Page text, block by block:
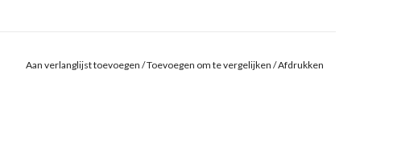
Aan verlanglijst toevoegen /Toevoegen om te vergelijken /Afdrukken